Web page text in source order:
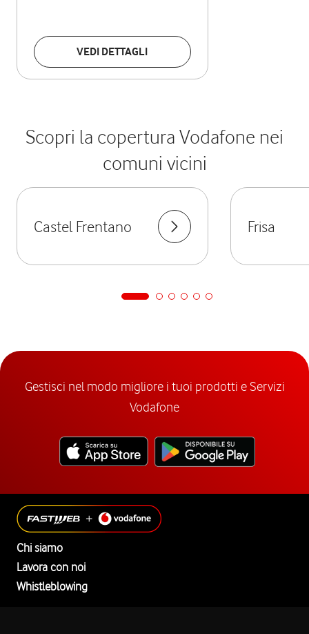
VEDI DETTAGLI
Scopri la copertura Vodafone nei
comuni vicini
Castel Frentano Frisa
Gestisci nel modo migliore i tuoi prodotti e Servizi
Vodafone
Chi siamo
Lavora con noi
Whistleblowing